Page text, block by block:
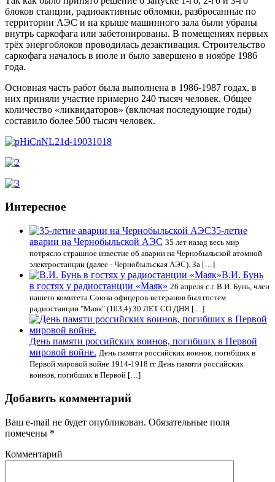
блоков станции, радиоактивные обломки, разбросанные по
территории АЭС и на крыше машинного зала были убраны
внутрь саркофага или забетонированы. В помещениях первых
трёх энергоблоков проводилась дезактивация. Строительство
саркофага началось в июле и было завершено в ноябре 1986
года.
Основная часть работ была выполнена в 1986-1987 годах, в
них приняли участие примерно 240 тысяч человек. Общее
количество «ликвидаторов» (включая последующие годы)
составило более 500 тысяч человек.
Интересное
35-летие
аварии на Чернобыльской АЭС 35 лет назад весь мир
потрясло страшное известие об аварии на Чернобыльской атомной
электростанции (далее - Чернобыльская АЭС). За […]
В.И. Бунь
в гостях у радиостанции «Маяк» 26 апреля с.г. В.И. Бунь, член
нашего комитета Союза офицеров-ветеранов был гостем
радиостанции "Маяк" (103,4) 30 ЛЕТ СО ДНЯ […]
День памяти российских воинов, погибших в Первой
мировой войне. День памяти российских воинов, погибших в
Первой мировой войне 1914-1918 гг День памяти российских
воинов, погибших в Первой […]
Добавить комментарий
Ваш e-mail не будет опубликован. Обязательные поля
помечены *
Комментарий